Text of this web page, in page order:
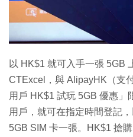
以 HK$1 就可入手一張 5GB
CTExcel，與 AlipayHK（支
用戶 HK$1 試玩 5GB 優惠
用戶，就可在指定時間登記
5GB SIM 卡一張。HK$1 搶